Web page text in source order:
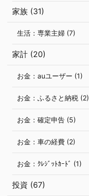
家族 (31)
生活：専業主婦 (7)
家計 (20)
お金：auユーザー (1)
お金：ふるさと納税 (2)
お金：確定申告 (5)
お金：車の経費 (2)
お金：ｸﾚｼﾞｯﾄｶｰﾄﾞ (1)
投資 (67)